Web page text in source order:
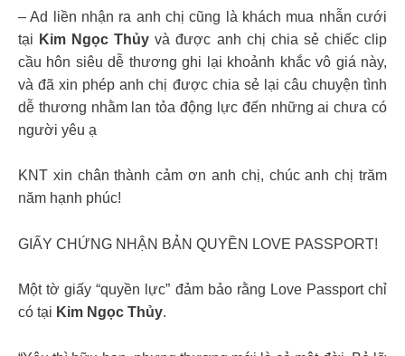
– Ad liền nhận ra anh chị cũng là khách mua nhẫn cưới
tại Kim Ngọc Thủyvà được anh chị chia sẻ chiếc clip
cầu hôn siêu dễ thương ghi lại khoảnh khắc vô giá này,
và đã xin phép anh chị được chia sẻ lại câu chuyện tình
dễ thương nhằm lan tỏa động lực đến những ai chưa có
người yêu ạ
KNT xin chân thành cảm ơn anh chị, chúc anh chị trăm
năm hạnh phúc!
GIẤY CHỨNG NHẬN BẢN QUYỀN LOVE PASSPORT!
Một tờ giấy “quyền lực” đảm bảo rằng Love Passport chỉ
có tại Kim Ngọc Thủy.